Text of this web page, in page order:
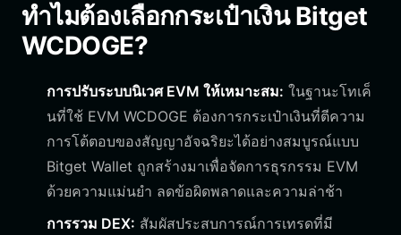
ทำไมต้องเลือกกระเป๋าเงิน Bitget
WCDOGE?
การปรับระบบนิเวศ EVM ให้เหมาะสม: ในฐานะโทเค็
นที่ใช้ EVM WCDOGE ต้องการกระเป๋าเงินที่ตีความ
การโต้ตอบของสัญญาอัจฉริยะได้อย่างสมบูรณ์แบบ
Bitget Wallet ถูกสร้างมาเพื่อจัดการธุรกรรม EVM
ด้วยความแม่นยำ ลดข้อผิดพลาดและความล่าช้า
การรวม DEX: สัมผัสประสบการณ์การเทรดที่มี